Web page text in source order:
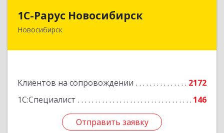
1С-Рарус Новосибирск
Новосибирск
Клиентов на сопровождении
2172
1С:Специалист
146
Отправить заявку
1С-Рарус Новосибирск
630015, Новосибирская обл, Новосибирск г,
Подробнее
Отправить заявку